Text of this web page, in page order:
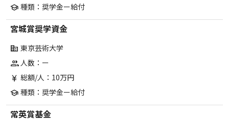
school 種類：奨学金ー給付
宮城賞奨学資金
corporate_fare 東京芸術大学
group人数：ー
currency_yen 総額/人：10万円
school 種類：奨学金ー給付
常英賞基金